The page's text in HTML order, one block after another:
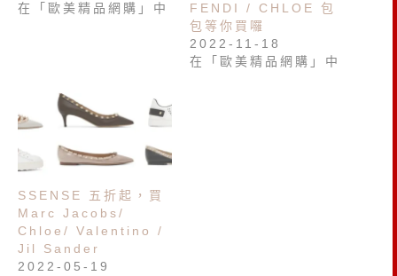
在「歐美精品網購」中
FENDI / CHLOE 包
包等你買囉
2022-11-18
在「歐美精品網購」中
SSENSE 五折起，買
Marc Jacobs/
Chloe/ Valentino /
Jil Sander
2022-05-19